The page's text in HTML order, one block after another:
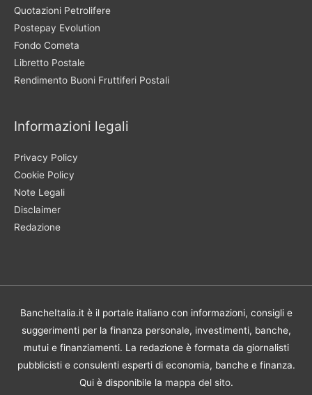
Quotazioni Petrolifere
Postepay Evolution
Fondo Cometa
Libretto Postale
Rendimento Buoni Fruttiferi Postali
Informazioni legali
Privacy Policy
Cookie Policy
Note Legali
Disclaimer
Redazione
BancheItalia.it è il portale italiano con informazioni, consigli e
suggerimenti per la finanza personale, investimenti, banche,
mutui e finanziamenti. La redazione è formata da giornalisti
pubblicisti e consulenti esperti di economia, banche e finanza.
Qui è disponibile la mappa del sito.